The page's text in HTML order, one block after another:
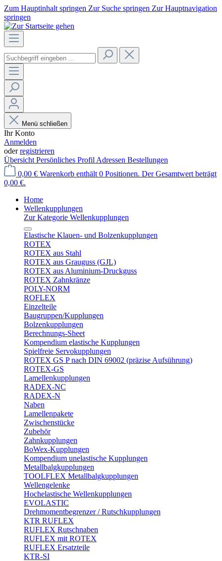
Zum Hauptinhalt springen Zur Suche springen Zur Hauptnavigation
springen
Menü schließen
Ihr Konto
Anmelden
oderregistrieren
Übersicht Persönliches Profil Adressen Bestellungen
0,00 € Warenkorb enthält 0 Positionen. Der Gesamtwert beträgt
0,00 €.
Home
Wellenkupplungen
Zur Kategorie Wellenkupplungen
Elastische Klauen- und Bolzenkupplungen
ROTEX
ROTEX aus Stahl
ROTEX aus Grauguss (GJL)
ROTEX aus Aluminium-Druckguss
ROTEX Zahnkränze
POLY-NORM
ROFLEX
Einzelteile
Baugruppen/Kupplungen
Bolzenkupplungen
Berechnungs-Sheet
Kompendium elastische Kupplungen
Spielfreie Servokupplungen
ROTEX GS P nach DIN 69002 (präzise Aufsührung)
ROTEX-GS
Lamellenkupplungen
RADEX-NC
RADEX-N
Naben
Lamellenpakete
Zwischenstücke
Zubehör
Zahnkupplungen
BoWex-Kupplungen
Kompendium unelastische Kupplungen
Metallbalgkupplungen
TOOLFLEX Metallbalgkupplungen
Wellengelenke
Hochelastische Wellenkupplungen
EVOLASTIC
Drehmomentbegrenzer / Rutschkupplungen
KTR RUFLEX
RUFLEX Rutschnaben
RUFLEX mit ROTEX
RUFLEX Ersatzteile
KTR-SI